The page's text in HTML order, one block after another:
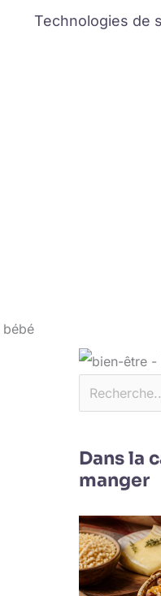
Technologies de
Rechercher
Dans la
manger